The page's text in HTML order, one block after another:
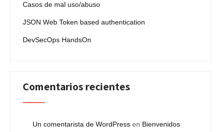
Casos de mal uso/abuso
JSON Web Token based authentication
DevSecOps HandsOn
Comentarios recientes
Un comentarista de WordPress en Bienvenidos